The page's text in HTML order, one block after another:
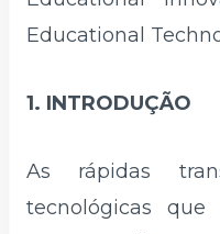
Educational
1. INTRODUÇÃO
As rápidas
tecnológicas